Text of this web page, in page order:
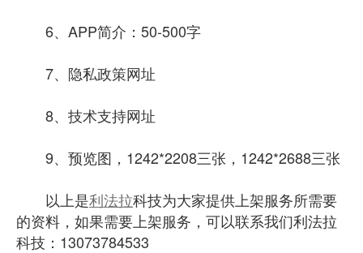
6、APP简介：50-500字
7、隐私政策网址
8、技术支持网址
9、预览图，1242*2208三张，1242*2688三张
以上是利法拉科技为大家提供上架服务所需要
的资料，如果需要上架服务，可以联系我们利法拉
科技：13073784533